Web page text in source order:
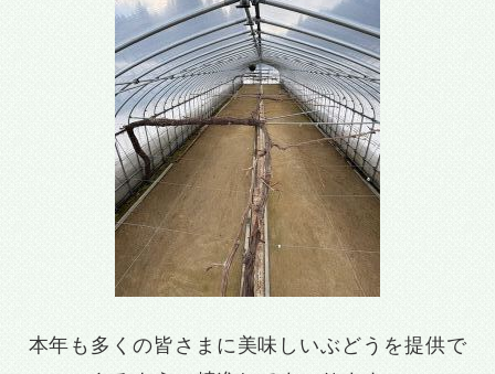
本年も多くの皆さまに美味しいぶどうを提供で